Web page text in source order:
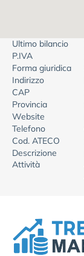
Ultimo bilancio
P.IVA
Forma giuridica
Indirizzo
CAP
Provincia
Website
Telefono
Cod. ATECO
Descrizione
Attività